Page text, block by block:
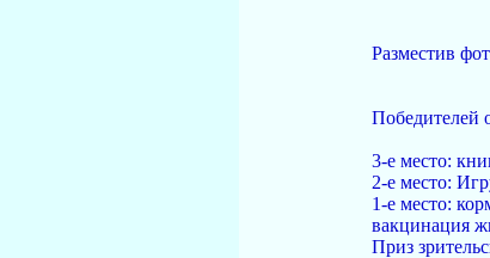
Разместив
Победителей
3-е место:
2-е место:
1-е место:
вакцинация
Приз